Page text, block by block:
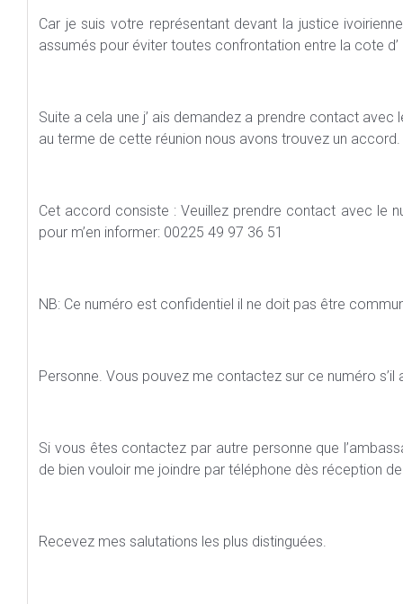
Car je suis votre représentant devant la justice
assumés pour éviter toutes confrontation entre la cote
Suite a cela une j’ ais demandez a prendre contact
au terme de cette réunion nous avons trouvez un accord.
Cet accord consiste : Veuillez prendre contact avec le
pour m’en informer: 00225 49 97 36 51
NB: Ce numéro est confidentiel il ne doit pas être
Personne. Vous pouvez me contactez sur ce numéro s’il
Si vous êtes contactez par autre personne que
de bien vouloir me joindre par téléphone dès réception
Recevez mes salutations les plus distinguées.